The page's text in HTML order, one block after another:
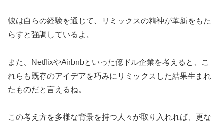
彼は自らの経験を通じて、リミックスの精神が革新をもた
らすと強調しているよ。
また、NetflixやAirbnbといった億ドル企業を考えると、こ
れらも既存のアイデアを巧みにリミックスした結果生まれ
たものだと言えるね。
この考え方を多様な背景を持つ人々が取り入れれば、更な